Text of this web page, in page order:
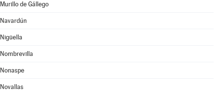
Murillo de Gállego
Navardún
Nigüella
Nombrevilla
Nonaspe
Novallas